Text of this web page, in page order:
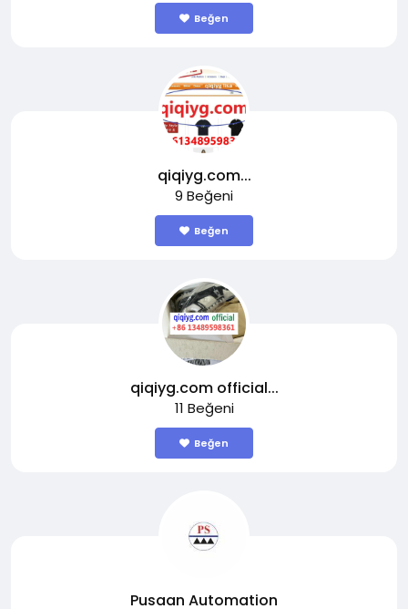
Beğen
qiqiyg.com...
9 Beğeni
Beğen
qiqiyg.com official...
11 Beğeni
Beğen
Pusaan Automation